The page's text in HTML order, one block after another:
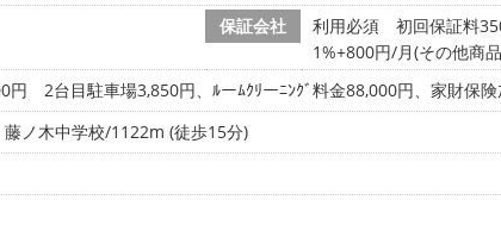
保証会社
利用必須 初回保証料
1%+800円/月(その他商
円
2台目駐車場3,850円、ﾙーﾑｸﾘーﾆﾝｸﾞ料金88,000円、家財保
藤ノ木中学校/1122m (徒歩15分)